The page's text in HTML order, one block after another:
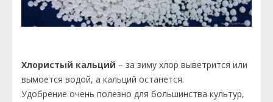
Хлористый кальций – за зиму хлор выветрится или
вымоется водой, а кальций останется.
Удобрение очень полезно для большинства культур,